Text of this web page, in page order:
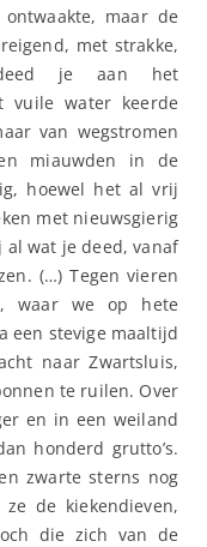
maar de
met strakke,
deed je aan het
vuile water keerde
van wegstromen
miauwden in de
hoewel het al vrij
met nieuwsgierig
wat je deed, vanaf
(…) Tegen vieren
waar we op hete
een stevige maaltijd
naar Zwartsluis,
te ruilen. Over
en in een weiland
honderd grutto’s.
zwarte sterns nog
de kiekendieven,
die zich van de